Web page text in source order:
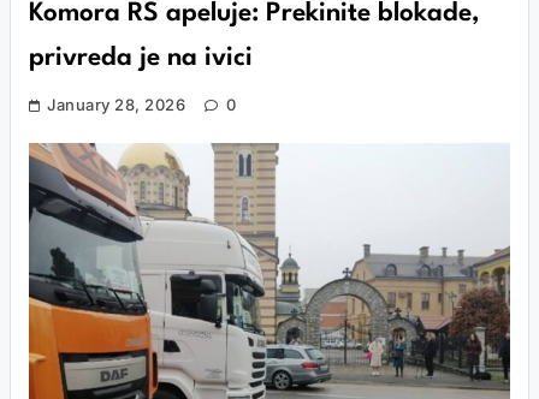
Komora RS apeluje: Prekinite blokade,
privreda je na ivici
January 28, 2026 0